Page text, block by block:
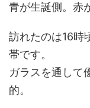
青が生誕側。赤
訪れたのは16時
帯です。
ガラスを通して
的。